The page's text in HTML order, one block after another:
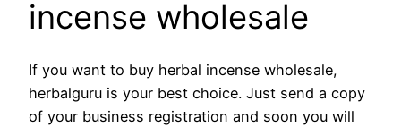
incense wholesale
If you want to buy herbal incense wholesale,
herbalguru is your best choice. Just send a copy
of your business registration and soon you will